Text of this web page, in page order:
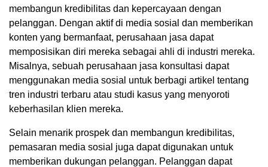
membangun kredibilitas dan kepercayaan dengan
pelanggan. Dengan aktif di media sosial dan memberikan
konten yang bermanfaat, perusahaan jasa dapat
memposisikan diri mereka sebagai ahli di industri mereka.
Misalnya, sebuah perusahaan jasa konsultasi dapat
menggunakan media sosial untuk berbagi artikel tentang
tren industri terbaru atau studi kasus yang menyoroti
keberhasilan klien mereka.
Selain menarik prospek dan membangun kredibilitas,
pemasaran media sosial juga dapat digunakan untuk
memberikan dukungan pelanggan. Pelanggan dapat